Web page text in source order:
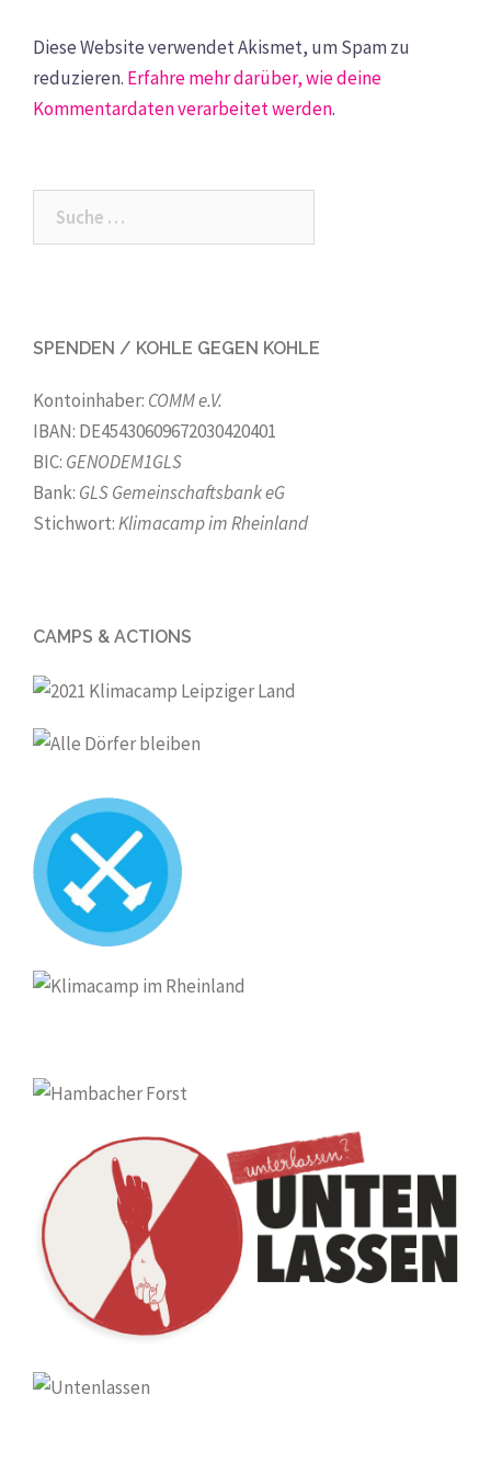
Diese Website verwendet Akismet, um Spam zu
reduzieren. Erfahre mehr darüber, wie deine
Kommentardaten verarbeitet werden.
SPENDEN / KOHLE GEGEN KOHLE
Kontoinhaber: COMM e.V.
IBAN: DE45430609672030420401
BIC: GENODEM1GLS
Bank: GLS Gemeinschaftsbank eG
Stichwort:Klimacamp im Rheinland
CAMPS & ACTIONS